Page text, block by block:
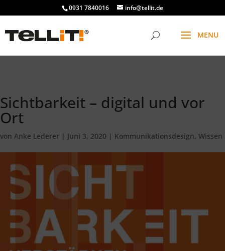
################# SINGLE
0931 7840016 info@tellit.de
Sichtbarkeit – digital und vor
Ort
von Anke Lederer | Juni 3, 2020 | Kommunikationsdesign, Wissen